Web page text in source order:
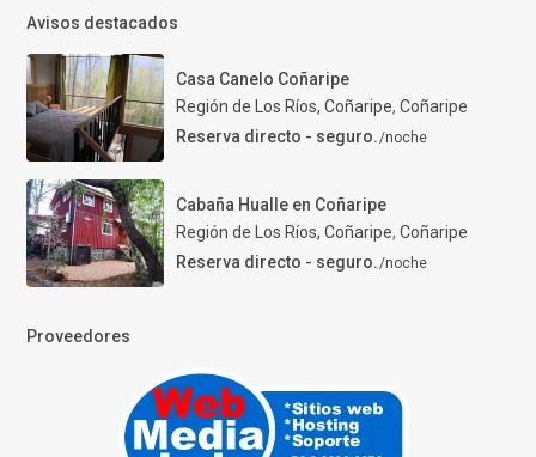
Avisos destacados
Casa Canelo Coñaripe
Región de Los Ríos, Coñaripe, Coñaripe
Reserva directo - seguro./noche
Cabaña Hualle en Coñaripe
Región de Los Ríos, Coñaripe, Coñaripe
Reserva directo - seguro./noche
Proveedores